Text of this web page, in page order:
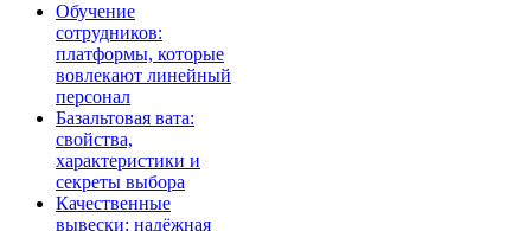
Обучение
сотрудников:
платформы, которые
вовлекают линейный
персонал
Базальтовая вата:
свойства,
характеристики и
секреты выбора
Качественные
вывески: надёжная